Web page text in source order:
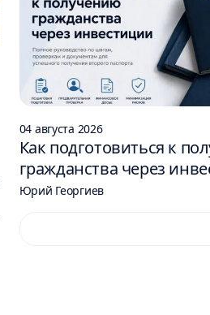
04 августа 2026
Как подготовиться к
гражданства через
году: 6 шагов
Юрий Георгиев